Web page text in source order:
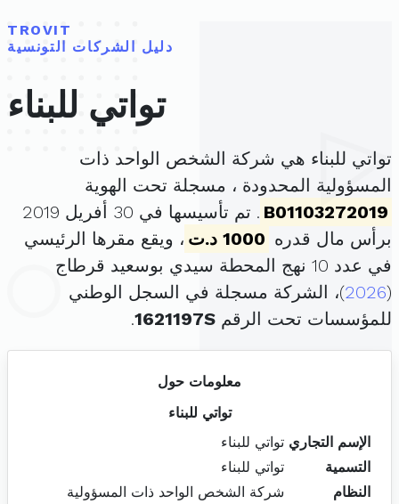
TROVIT
دليل الشركات التونسية
تواتي للبناء
تواتي للبناء هي شركة الشخص الواحد ذات
المسؤولية المحدودة ، مسجلة تحت الهوية
B01103272019
. تم تأسيسها في 30 أفريل 2019
برأس مال قدره 1000 د.ت
، ويقع مقرها الرئيسي
في عدد 10 نهج المحطة سيدي بوسعيد قرطاج
(
2026)، الشركة مسجلة في السجل الوطني
للمؤسسات تحت الرقم 1621197S
.
معلومات حول
تواتي للبناء
الإسم التجاري تواتي للبناء
التسمية
تواتي للبناء
النظام
شركة الشخص الواحد ذات المسؤولية